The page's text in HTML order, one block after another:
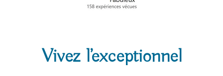
Vivez l’exceptionnel